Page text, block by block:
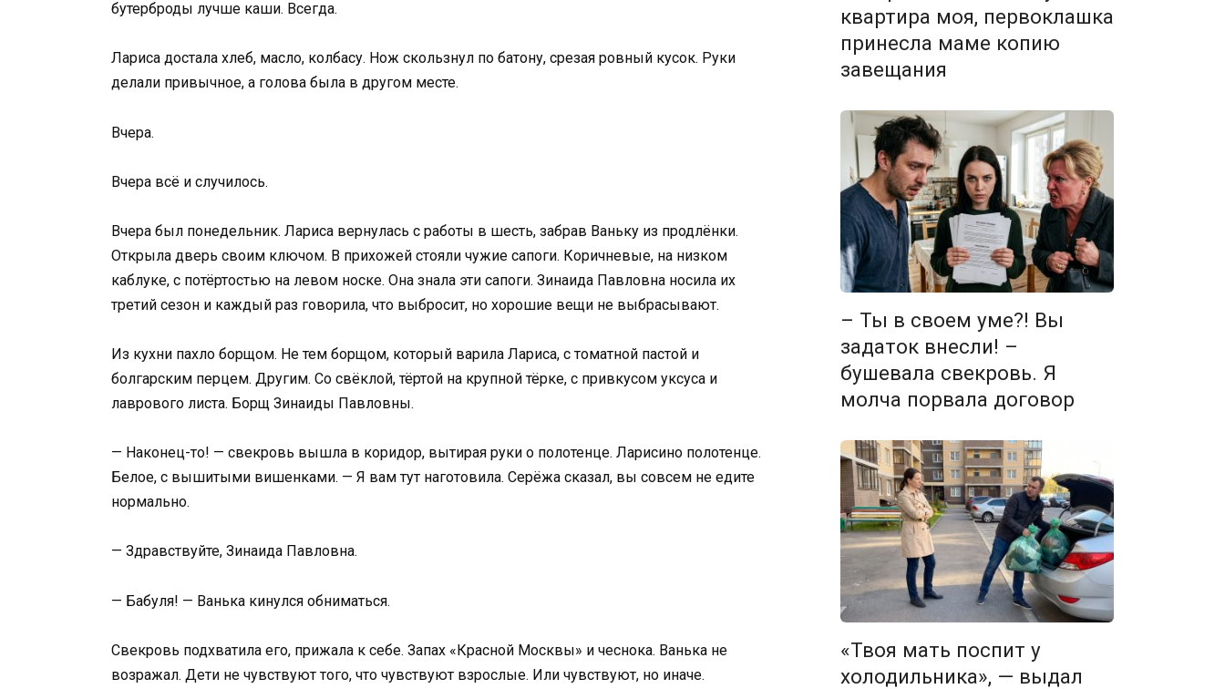
бутерброды лучше каши. Всегда.
Лариса достала хлеб, масло, колбасу. Нож скользнул по батону, срезая ровный кусок. Руки
делали привычное, а голова была в другом месте.
Вчера.
Вчера всё и случилось.
Вчера был понедельник. Лариса вернулась с работы в шесть, забрав Ваньку из продлёнки.
Открыла дверь своим ключом. В прихожей стояли чужие сапоги. Коричневые, на низком
каблуке, с потёртостью на левом носке. Она знала эти сапоги. Зинаида Павловна носила их
третий сезон и каждый раз говорила, что выбросит, но хорошие вещи не выбрасывают.
Из кухни пахло борщом. Не тем борщом, который варила Лариса, с томатной пастой и
болгарским перцем. Другим. Со свёклой, тёртой на крупной тёрке, с привкусом уксуса и
лаврового листа. Борщ Зинаиды Павловны.
— Наконец-то! — свекровь вышла в коридор, вытирая руки о полотенце. Ларисино полотенце.
Белое, с вышитыми вишенками. — Я вам тут наготовила. Серёжа сказал, вы совсем не едите
нормально.
— Здравствуйте, Зинаида Павловна.
— Бабуля! — Ванька кинулся обниматься.
Свекровь подхватила его, прижала к себе. Запах «Красной Москвы» и чеснока. Ванька не
возражал. Дети не чувствуют того, что чувствуют взрослые. Или чувствуют, но иначе.
квартира моя, первоклашка
принесла маме копию
завещания
– Ты в своем уме?! Вы
задаток внесли! –
бушевала свекровь. Я
молча порвала договор
«Твоя мать поспит у
холодильника», — выдал